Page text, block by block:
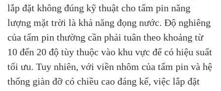
lắp đặt không đúng kỹ thuật cho tấm pin năng
lượng mặt trời là khả năng đọng nước. Độ nghiêng
của tấm pin thường cần phải tuân theo khoảng từ
10 đến 20 độ tùy thuộc vào khu vực để có hiệu suất
tối ưu. Tuy nhiên, với viền nhôm của tấm pin và hệ
thống giàn đỡ có chiều cao đáng kể, việc lắp đặt